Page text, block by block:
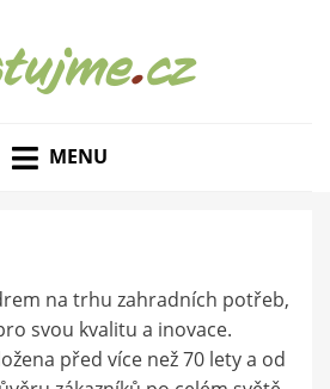
MENU
na trhu zahradních potřeb,
svou kvalitu a inovace.
před více než 70 lety a od